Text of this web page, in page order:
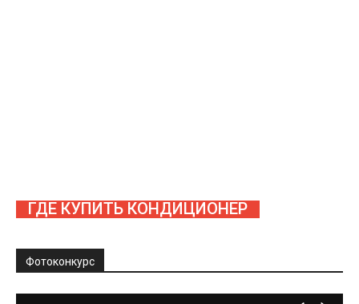
ГДЕ КУПИТЬ КОНДИЦИОНЕР
Фотоконкурс